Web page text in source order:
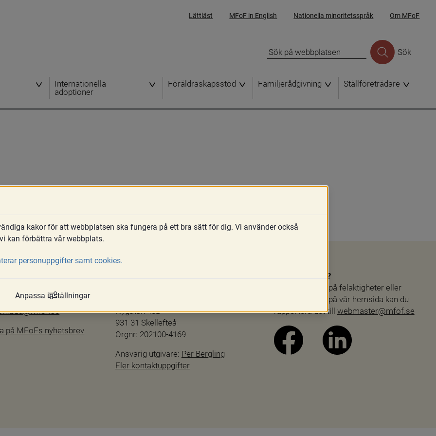
Lättläst MFoF in English Nationella minoritetsspråk Om MFoF
Sök
Internationella
adoptioner
Föräldraskapsstöd Familjerådgivning Ställföreträdare
på MFoFs nyhetsbrev
Nygatan 40B
931 31 Skellefteå
Orgnr: 202100-4169
Ansvarig utgivare: Per Bergling
Fler kontaktuppgifter
Webbproblem?
Skulle du stöta på felaktigheter eller
andra problem på vår hemsida kan du
rapportera det till webmaster@mfof.se
kakor för att webbplatsen ska fungera på ett bra sätt för dig. Vi använder också
kan förbättra vår webbplats.
personuppgifter samt cookies.
Anpassa inställningar